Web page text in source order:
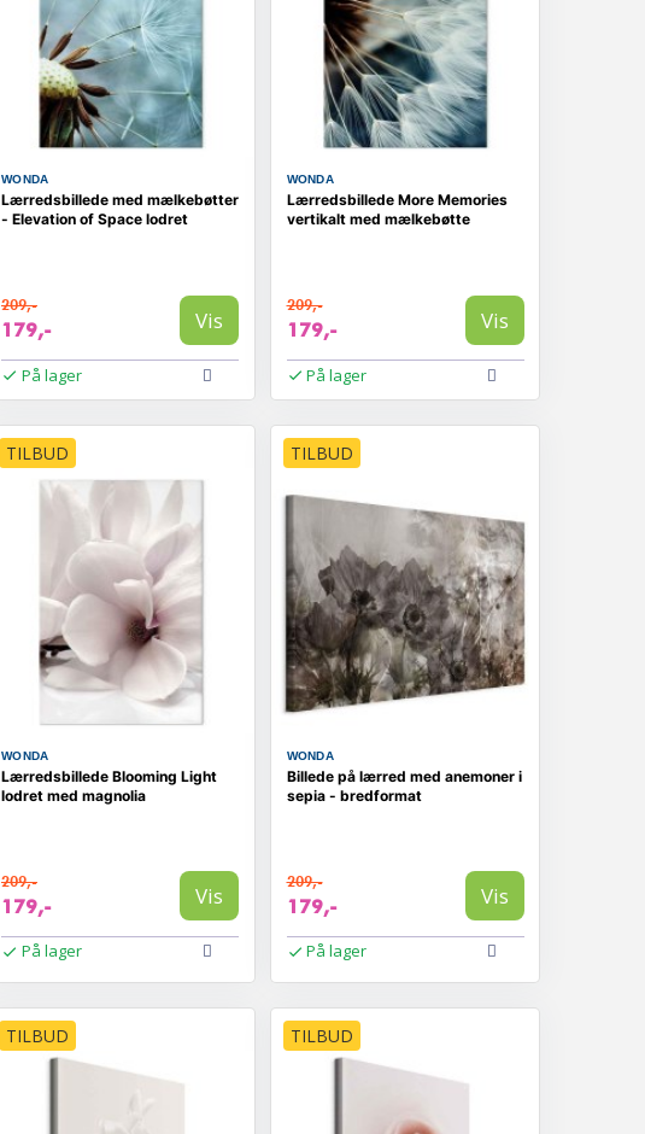
WONDA
Lærredsbillede med mælkebøtter
- Elevation of Space lodret
209,-
179,- Vis
På lager
WONDA
Lærredsbillede More Memories
vertikalt med mælkebøtte
209,-
179,- Vis
På lager
TILBUD
WONDA
Lærredsbillede Blooming Light
lodret med magnolia
209,-
179,- Vis
På lager
TILBUD
WONDA
Billede på lærred med anemoner i
sepia - bredformat
209,-
179,- Vis
På lager
TILBUD TILBUD